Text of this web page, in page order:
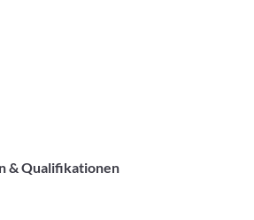
& Qualifikationen